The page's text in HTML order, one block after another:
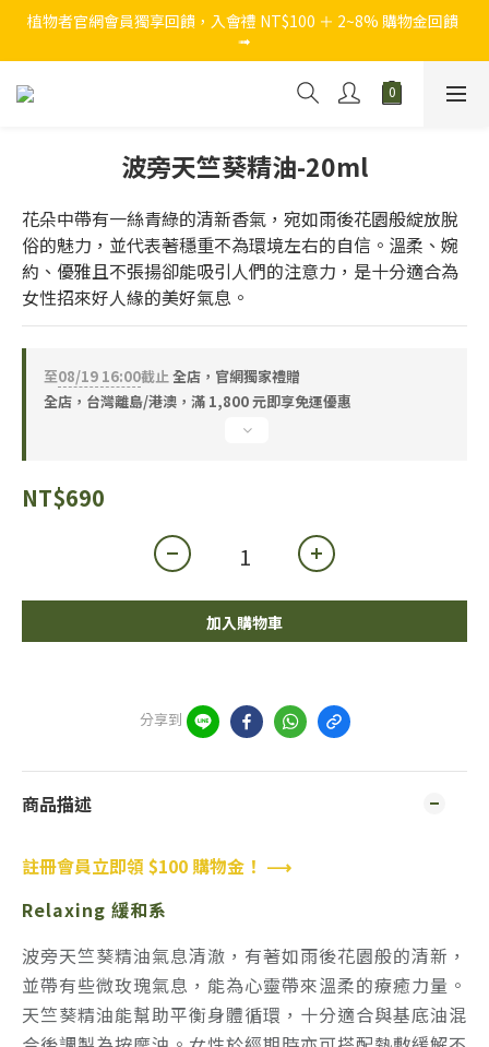
官網獨家，結帳買 NT$1,280 加贈 『西西里假期5ml迷你瓶』
➟
官網獨家，結帳買 NT$1,280 加贈 『西西里假期5ml迷你瓶』
波旁天竺葵精油-20ml
花朵中帶有一絲青綠的清新香氣，宛如雨後花園般綻放脫
俗的魅力，並代表著穩重不為環境左右的自信。溫柔、婉
約、優雅且不張揚卻能吸引人們的注意力，是十分適合為
女性招來好人緣的美好氣息。
至08/19 16:00截止全店，官網獨家禮贈
全店，台灣離島/港澳，滿 1,800 元即享免運優惠
NT$690
加入購物車
分享到
商品描述
註冊會員立即領 $100 購物金！ ⟶
Relaxing 緩和系
波旁天竺葵精油氣息清澈，有著如雨後花園般的清新，
並帶有些微玫瑰氣息，能為心靈帶來溫柔的療癒力量。
天竺葵精油能幫助平衡身體循環，十分適合與基底油混